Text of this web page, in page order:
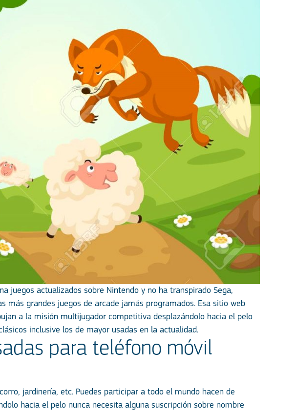
juegos actualizados sobre Nintendo y no ha transpirado Sega,
más grandes juegos de arcade jamás programados. Esa sitio web
a la misión multijugador competitiva desplazándolo hacia el pelo
inclusive los de mayor usadas en la actualidad.
para teléfono móvil
jardinería, etc. Puedes participar a todo el mundo hacen de
hacia el pelo nunca necesita alguna suscripción sobre nombre